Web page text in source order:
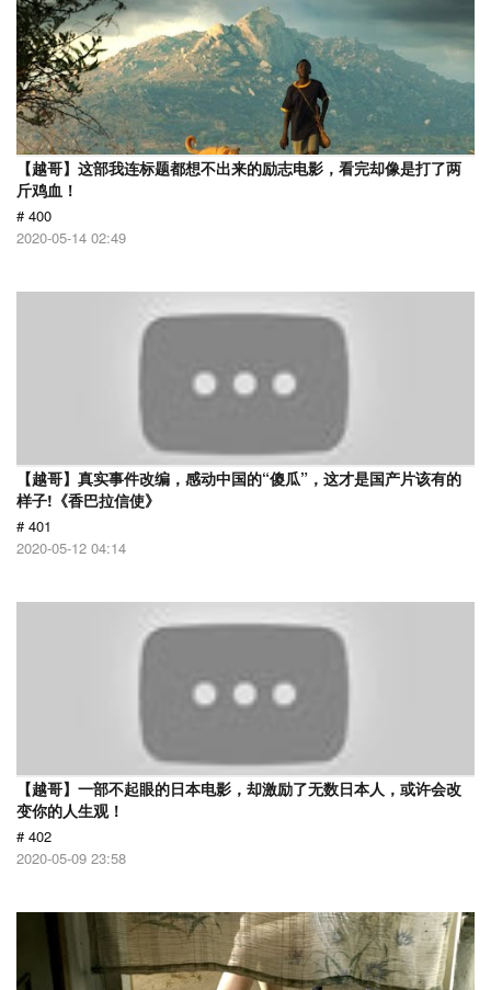
【越哥】这部我连标题都想不出来的励志电影，看完却像是打了两
斤鸡血！
# 400
2020-05-14 02:49
【越哥】真实事件改编，感动中国的“傻瓜”，这才是国产片该有的
样子!《香巴拉信使》
# 401
2020-05-12 04:14
【越哥】一部不起眼的日本电影，却激励了无数日本人，或许会改
变你的人生观！
# 402
2020-05-09 23:58